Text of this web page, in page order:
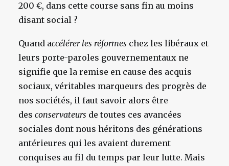
200 €, dans cette course sans fin au moins
disant social ?
Quand accélérer les réformes chez les libéraux et
leurs porte-paroles gouvernementaux ne
signifie que la remise en cause des acquis
sociaux, véritables marqueurs des progrès de
nos sociétés, il faut savoir alors être
des conservateurs de toutes ces avancées
sociales dont nous héritons des générations
antérieures qui les avaient durement
conquises au fil du temps par leur lutte. Mais